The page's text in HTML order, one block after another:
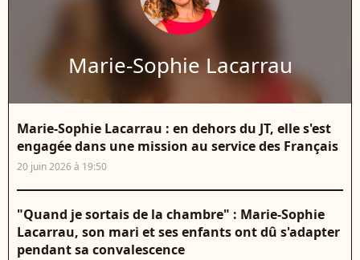
Marie-Sophie Lacarrau
Marie-Sophie Lacarrau : en dehors du JT, elle s'est
engagée dans une mission au service des Français
20 juin 2026 à 19:50
"Quand je sortais de la chambre" : Marie-Sophie
Lacarrau, son mari et ses enfants ont dû s'adapter
pendant sa convalescence